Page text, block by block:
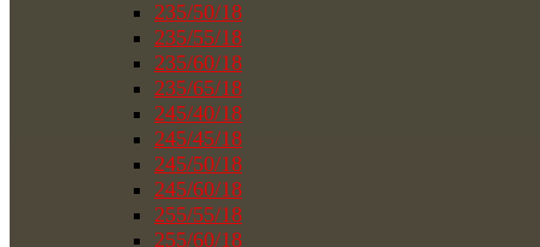
235/50/18
235/55/18
235/60/18
235/65/18
245/40/18
245/45/18
245/50/18
245/60/18
255/55/18
255/60/18